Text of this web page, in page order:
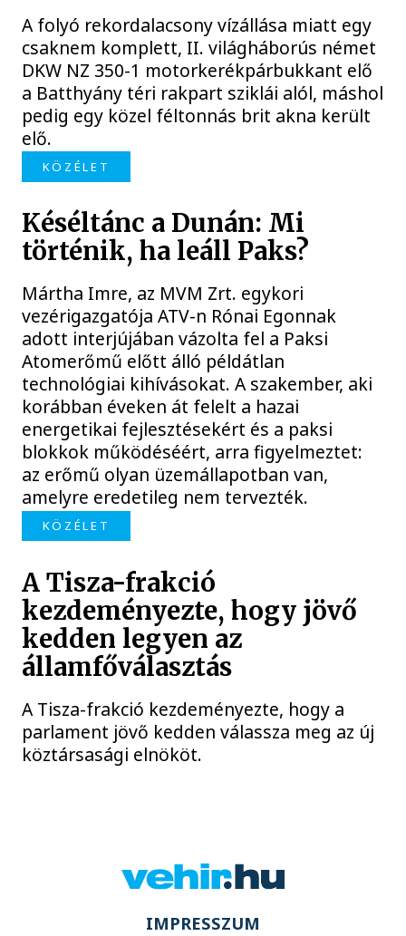
A folyó rekordalacsony vízállása miatt egy
csaknem komplett, II. világháborús német
DKW NZ 350-1 motorkerékpárbukkant elő
a Batthyány téri rakpart sziklái alól, máshol
pedig egy közel féltonnás brit akna került
elő.
KÖZÉLET
Késéltánc a Dunán: Mi
történik, ha leáll Paks?
Mártha Imre, az MVM Zrt. egykori
vezérigazgatója ATV-n Rónai Egonnak
adott interjújában vázolta fel a Paksi
Atomerőmű előtt álló példátlan
technológiai kihívásokat. A szakember, aki
korábban éveken át felelt a hazai
energetikai fejlesztésekért és a paksi
blokkok működéséért, arra figyelmeztet:
az erőmű olyan üzemállapotban van,
amelyre eredetileg nem tervezték.
KÖZÉLET
A Tisza-frakció
kezdeményezte, hogy jövő
kedden legyen az
államfőválasztás
A Tisza-frakció kezdeményezte, hogy a
parlament jövő kedden válassza meg az új
köztársasági elnököt.
IMPRESSZUM